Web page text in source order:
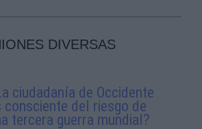
DIVERSAS
ciudadanía de Occidente
consciente del riesgo de
tercera guerra mundial?